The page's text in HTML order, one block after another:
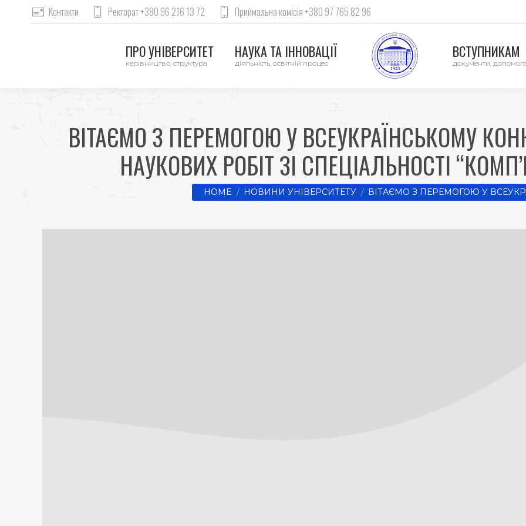
Контакти Ректорат +380 96 216 13 72 Приймальна комісія +380 97 765 82 96
ПРО УНІВЕРСИТЕТ
керівництво, структура
НАУКА ТА ІННОВАЦІЇ
діяльність, освітній процес
ВСТУПНИКАМ
документи,
ВІТАЄМО З ПЕРЕМОГОЮ У ВСЕУКРАЇНСЬКОМУ
НАУКОВИХ РОБІТ ЗІ СПЕЦІАЛЬНОСТІ
You are here:
HOME НОВИНИ УНІВЕРСИТЕТУ ВІТАЄМО З ПЕРЕМОГОЮ У